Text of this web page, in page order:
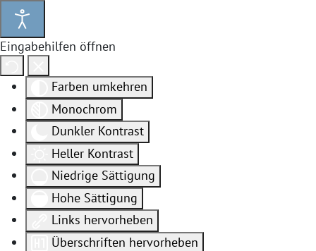
Eingabehilfen öffnen
Farben umkehren
Monochrom
Dunkler Kontrast
Heller Kontrast
Niedrige Sättigung
Hohe Sättigung
Links hervorheben
Überschriften hervorheben